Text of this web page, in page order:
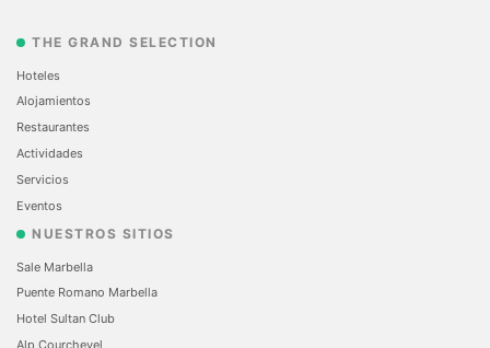
THE GRAND SELECTION
Hoteles
Alojamientos
Restaurantes
Actividades
Servicios
Eventos
NUESTROS SITIOS
Sale Marbella
Puente Romano Marbella
Hotel Sultan Club
Alp Courchevel